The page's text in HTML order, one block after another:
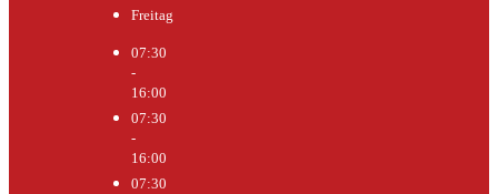
Freitag
07:30
-
16:00
07:30
-
16:00
07:30